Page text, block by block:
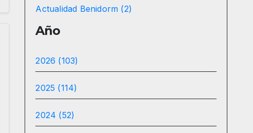
Actualidad Benidorm (2)
Año
2026 (103)
2025 (114)
2024 (52)